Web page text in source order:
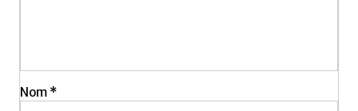
Nom *